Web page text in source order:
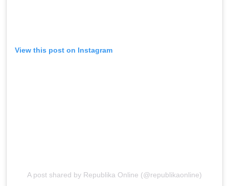
View this post on Instagram
A post shared by Republika Online (@republikaonline)